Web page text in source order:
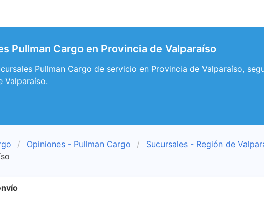
Pullman Cargo en Provincia de Valparaíso
Pullman Cargo de servicio en Provincia de Valparaíso,
Valparaíso.
Opiniones - Pullman Cargo
Sucursales - Región de